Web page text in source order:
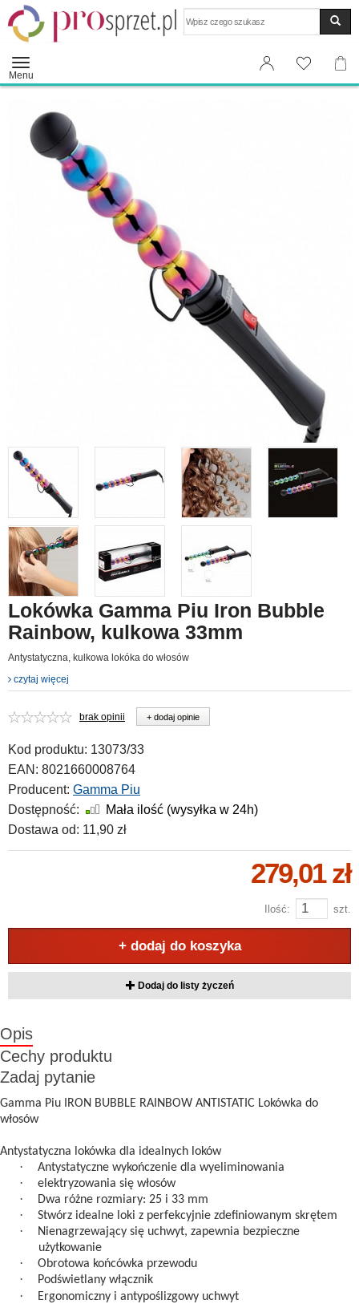
Menu
Lokówka Gamma Piu Iron Bubble
Rainbow, kulkowa 33mm
Antystatyczna, kulkowa lokóka do włosów
czytaj więcej
brak opinii + dodaj opinie
Kod produktu: 13073/33
EAN: 8021660008764
Producent: Gamma Piu
Dostępność:
Mała ilość (wysyłka w 24h)
Dostawa od: 11,90 zł
279,01 zł
Ilość: szt.
+ dodaj do koszyka
Dodaj do listy życzeń
Opis
Cechy produktu
Zadaj pytanie
Gamma Piu IRON BUBBLE RAINBOW ANTISTATIC Lokówka do
włosów
Antystatyczna lokówka dla idealnych loków
· Antystatyczne wykończenie dla wyeliminowania
· elektryzowania się włosów
· Dwa różne rozmiary: 25 i 33 mm
· Stwórz idealne loki z perfekcyjnie zdefiniowanym skrętem
·
Nienagrzewający się uchwyt, zapewnia bezpieczne
użytkowanie
· Obrotowa końcówka przewodu
· Podświetlany włącznik
·
Ergonomiczny i antypoślizgowy uchwyt